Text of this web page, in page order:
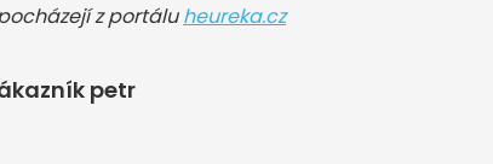
z portáluheureka.cz
petr